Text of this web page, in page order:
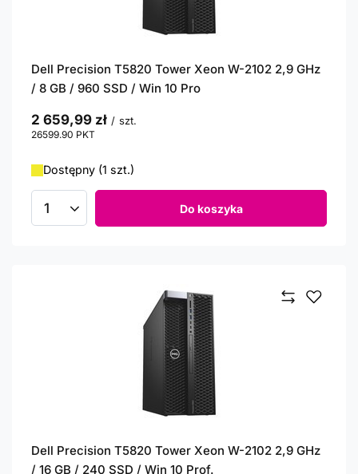
Dell Precision T5820 Tower Xeon W-2102 2,9 GHz
/ 8 GB / 960 SSD / Win 10 Pro
2 659,99 zł / szt.
26599.90 PKT
Dostępny (1 szt.)
Ilość produktów Do koszyka
Dell Precision T5820 Tower Xeon W-2102 2,9 GHz
/ 16 GB / 240 SSD / Win 10 Prof.